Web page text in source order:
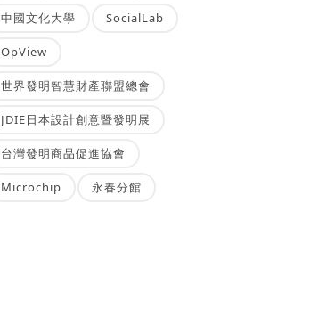
中國文化大學 SocialLab
OpView
世界發明智慧財產聯盟總會
JDIE日本設計創意暨發明展
台灣發明商品促進協會
Microchip 永春分館